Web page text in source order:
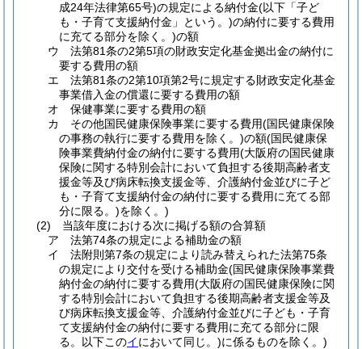
成24年法律第65号)の規定による納付金(以下「子ど
も・子育て支援納付金」という。)の納付に要する費用
に充てる部分を除く。)の額
ウ
法第81条の2第5項の財政安定化基金拠出金の納付に
要する費用の額
エ
法第81条の2第10項第2号に規定する財政安定化基金
事業借入金の償還に要する費用の額
オ
保健事業に要する費用の額
カ
その他国民健康保険事業に要する費用(国民健康保険
の事務の執行に要する費用を除く。)の額(国民健康保
険事業費納付金の納付に要する費用(大阪府の国民健康
保険に関する特別会計において負担する後期高齢者支
援金等及び病床転換支援金等、介護納付金並びに子ど
も・子育て支援納付金の納付に要する費用に充てる部
分に限る。)を除く。)
(2)
当該年度における次に掲げる額の合算額
ア
法第74条の規定による補助金の額
イ
法附則第7条の規定により読み替えられた法第75条
の規定により交付を受ける補助金(国民健康保険事業費
納付金の納付に要する費用(大阪府の国民健康保険に関
する特別会計において負担する後期高齢者支援金等及
び病床転換支援金等、介護納付金並びに子ども・子育
て支援納付金の納付に要する費用に充てる部分に限
る。以下このイにおいて同じ。)に係るものを除く。)